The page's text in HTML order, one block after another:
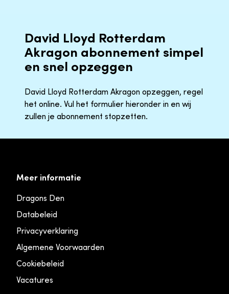
David Lloyd Rotterdam
Akragon abonnement simpel
en snel opzeggen
David Lloyd Rotterdam Akragon opzeggen, regel
het online. Vul het formulier hieronder in en wij
zullen je abonnement stopzetten.
Meer informatie
Dragons Den
Databeleid
Privacyverklaring
Algemene Voorwaarden
Cookiebeleid
Vacatures